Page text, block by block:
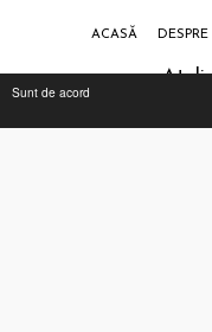
Sunt de acord
Drepturi de
ACASĂ